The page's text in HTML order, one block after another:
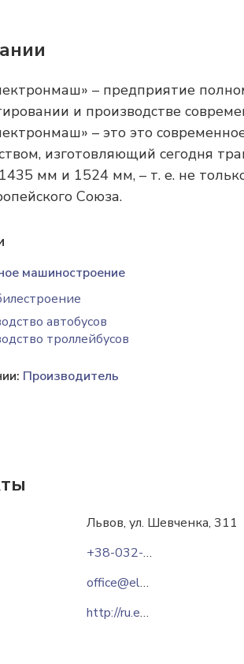
– предприятие
и производстве
– это это
изготовляющий сегодня
мм и 1524 мм, – т. е. не
Союза.
машиностроение
автобусов
троллейбусов
Производитель
Львов, ул. Шевченка, 311
+38-032-239-58-17
office@eltrans.electron.ua
http://ru.eltrans.electron.ua